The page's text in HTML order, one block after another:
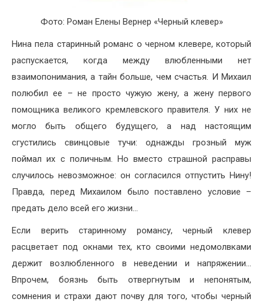
Фото: Роман Елены Вернер «Черный клевер»
Нина пела старинный романс о черном клевере, который
распускается, когда между влюбленными нет
взаимопонимания, а тайн больше, чем счастья. И Михаил
полюбил ее – не просто чужую жену, а жену первого
помощника великого кремлевского правителя. У них не
могло быть общего будущего, а над настоящим
сгустились свинцовые тучи: однажды грозный муж
поймал их с поличным. Но вместо страшной расправы
случилось невозможное: он согласился отпустить Нину!
Правда, перед Михаилом было поставлено условие –
предать дело всей его жизни…
Если верить старинному романсу, черный клевер
расцветает под окнами тех, кто своими недомолвками
держит возлюбленного в неведении и напряжении…
Впрочем, боязнь быть отвергнутым и непонятым,
сомнения и страхи дают почву для того, чтобы черный